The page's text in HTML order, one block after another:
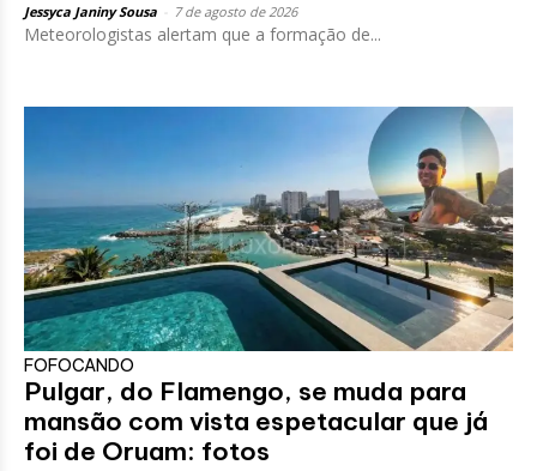
Jessyca Janiny Sousa 7 de agosto de 2026
Meteorologistas alertam que a formação de...
FOFOCANDO
Pulgar, do Flamengo, se muda para
mansão com vista espetacular que já
foi de Oruam: fotos